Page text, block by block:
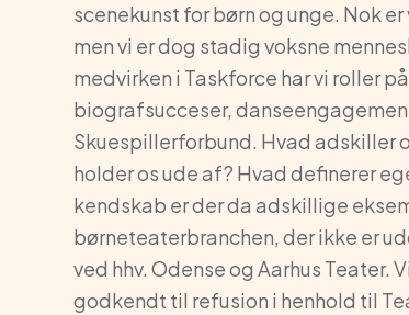
scenekunst for børn og unge. Nok
men vi er dog stadig voksne
medvirken i Taskforce har vi roller
biografsucceser,
Skuespillerforbund. Hvad adskiller
holder os ude af? Hvad definerer
kendskab er der da adskillige
børneteaterbranchen, der ikke er
ved hhv. Odense og Aarhus Teater.
godkendt til refusion i henhold til